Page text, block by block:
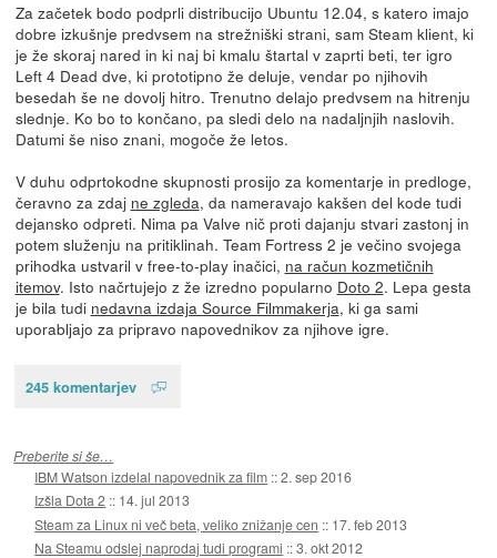
Za začetek bodo podprli distribucijo Ubuntu 12.04, s katero imajo
dobre izkušnje predvsem na strežniški strani, sam Steam klient, ki
je že skoraj nared in ki naj bi kmalu štartal v zaprti beti, ter igro
Left 4 Dead dve, ki prototipno že deluje, vendar po njihovih
besedah še ne dovolj hitro. Trenutno delajo predvsem na hitrenju
slednje. Ko bo to končano, pa sledi delo na nadaljnjih naslovih.
Datumi še niso znani, mogoče že letos.
V duhu odprtokodne skupnosti prosijo za komentarje in predloge,
čeravno za zdaj ne zgleda, da nameravajo kakšen del kode tudi
dejansko odpreti. Nima pa Valve nič proti dajanju stvari zastonj in
potem služenju na pritiklinah. Team Fortress 2 je večino svojega
prihodka ustvaril v free-to-play inačici, na račun kozmetičnih
itemov. Isto načrtujejo z že izredno popularno Doto 2. Lepa gesta
je bila tudi nedavna izdaja Source Filmmakerja, ki ga sami
uporabljajo za pripravo napovednikov za njihove igre.
245 komentarjev
Preberite si še…
IBM Watson izdelal napovednik za film ::2. sep 2016
Izšla Dota 2 :: 14. jul 2013
Steam za Linux ni več beta, veliko znižanje cen :: 17. feb 2013
Na Steamu odslej naprodaj tudi programi ::3. okt 2012